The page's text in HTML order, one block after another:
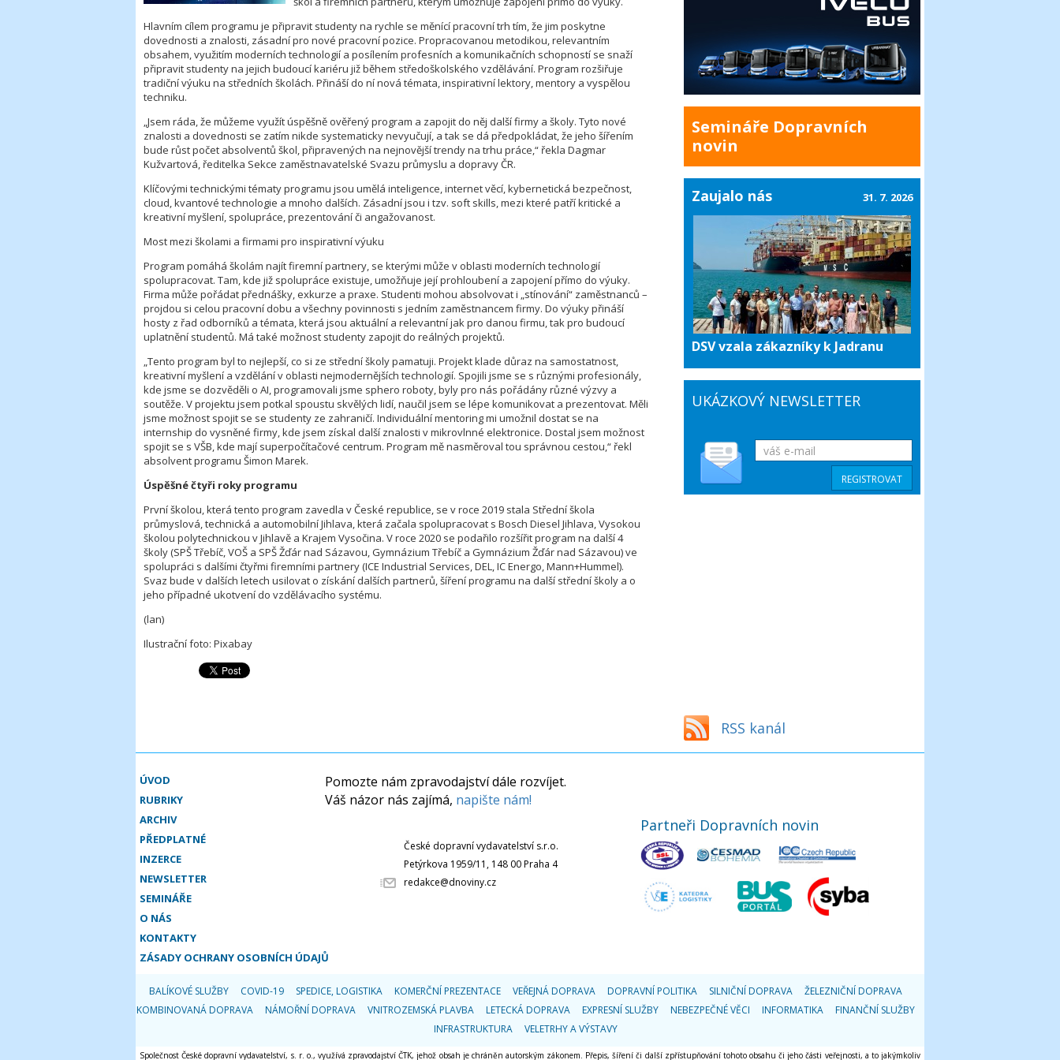
Hlavním cílem programu je připravit studenty na rychle se měnící pracovní trh tím, že jim poskytne
dovednosti a znalosti, zásadní pro nové pracovní pozice. Propracovanou metodikou, relevantním
obsahem, využitím moderních technologií a posílením profesních a komunikačních schopností se snaží
připravit studenty na jejich budoucí kariéru již během středoškolského vzdělávání. Program rozšiřuje
tradiční výuku na středních školách. Přináší do ní nová témata, inspirativní lektory, mentory a vyspělou
techniku.
„Jsem ráda, že můžeme využít úspěšně ověřený program a zapojit do něj další firmy a školy. Tyto nové
znalosti a dovednosti se zatím nikde systematicky nevyučují, a tak se dá předpokládat, že jeho šířením
bude růst počet absolventů škol, připravených na nejnovější trendy na trhu práce,“ řekla Dagmar
Kužvartová, ředitelka Sekce zaměstnavatelské Svazu průmyslu a dopravy ČR.
Klíčovými technickými tématy programu jsou umělá inteligence, internet věcí, kybernetická bezpečnost,
cloud, kvantové technologie a mnoho dalších. Zásadní jsou i tzv. soft skills, mezi které patří kritické a
kreativní myšlení, spolupráce, prezentování či angažovanost.
Most mezi školami a firmami pro inspirativní výuku
Program pomáhá školám najít firemní partnery, se kterými může v oblasti moderních technologií
spolupracovat. Tam, kde již spolupráce existuje, umožňuje její prohloubení a zapojení přímo do výuky.
Firma může pořádat přednášky, exkurze a praxe. Studenti mohou absolvovat i „stínování“ zaměstnanců –
projdou si celou pracovní dobu a všechny povinnosti s jedním zaměstnancem firmy. Do výuky přináší
hosty z řad odborníků a témata, která jsou aktuální a relevantní jak pro danou firmu, tak pro budoucí
uplatnění studentů. Má také možnost studenty zapojit do reálných projektů.
„Tento program byl to nejlepší, co si ze střední školy pamatuji. Projekt klade důraz na samostatnost,
kreativní myšlení a vzdělání v oblasti nejmodernějších technologií. Spojili jsme se s různými profesionály,
kde jsme se dozvěděli o AI, programovali jsme sphero roboty, byly pro nás pořádány různé výzvy a
soutěže. V projektu jsem potkal spoustu skvělých lidí, naučil jsem se lépe komunikovat a prezentovat. Měli
jsme možnost spojit se se studenty ze zahraničí. Individuální mentoring mi umožnil dostat se na
internship do vysněné firmy, kde jsem získal další znalosti v mikrovlnné elektronice. Dostal jsem možnost
spojit se s VŠB, kde mají superpočítačové centrum. Program mě nasměroval tou správnou cestou,“ řekl
absolvent programu Šimon Marek.
Úspěšné čtyři roky programu
První školou, která tento program zavedla v České republice, se v roce 2019 stala Střední škola
průmyslová, technická a automobilní Jihlava, která začala spolupracovat s Bosch Diesel Jihlava, Vysokou
školou polytechnickou v Jihlavě a Krajem Vysočina. V roce 2020 se podařilo rozšířit program na další 4
školy (SPŠ Třebíč, VOŠ a SPŠ Žďár nad Sázavou, Gymnázium Třebíč a Gymnázium Žďár nad Sázavou) ve
spolupráci s dalšími čtyřmi firemními partnery (ICE Industrial Services, DEL, IC Energo, Mann+Hummel).
Svaz bude v dalších letech usilovat o získání dalších partnerů, šíření programu na další střední školy a o
jeho případné ukotvení do vzdělávacího systému.
(lan)
Ilustrační foto: Pixabay
Semináře Dopravních
novin
Zaujalo nás
DSV vzala zákazníky k Jadranu
31. 7. 2026
UKÁZKOVÝ NEWSLETTER
RSS kanál
ÚVOD
RUBRIKY
ARCHIV
PŘEDPLATNÉ
INZERCE
NEWSLETTER
SEMINÁŘE
O NÁS
KONTAKTY
ZÁSADY OCHRANY OSOBNÍCH ÚDAJŮ
Pomozte nám zpravodajství dále rozvíjet.
Váš názor nás zajímá, napište nám!
České dopravní vydavatelství s.r.o.
Petýrkova 1959/11, 148 00 Praha 4
redakce@dnoviny.cz
Partneři Dopravních novin
BALÍKOVÉ SLUŽBY COVID-19 SPEDICE, LOGISTIKA KOMERČNÍ PREZENTACE VEŘEJNÁ DOPRAVA DOPRAVNÍ POLITIKA SILNIČNÍ DOPRAVA
ŽELEZNIČNÍ DOPRAVA
KOMBINOVANÁ DOPRAVA
NÁMOŘNÍ DOPRAVA VNITROZEMSKÁ PLAVBA LETECKÁ DOPRAVA EXPRESNÍ SLUŽBY NEBEZPEČNÉ VĚCI INFORMATIKA
FINANČNÍ SLUŽBY
INFRASTRUKTURA
VELETRHY A VÝSTAVY
Společnost České dopravní vydavatelství, s. r. o., využívá zpravodajství ČTK, jehož obsah je chráněn autorským zákonem. Přepis, šíření či další zpřístupňování tohoto obsahu či jeho části veřejnosti, a to jakýmkoliv